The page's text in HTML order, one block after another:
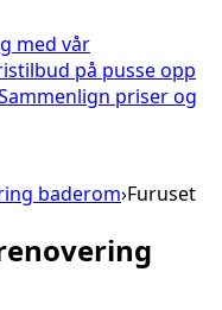
med vår
på pusse opp
priser og
baderom›Furuset